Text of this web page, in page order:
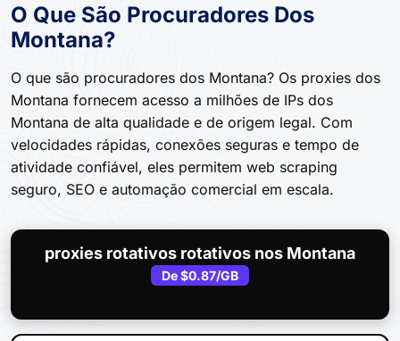
O Que São Procuradores Dos
Montana?
O que são procuradores dos Montana? Os proxies dos
Montana fornecem acesso a milhões de IPs dos
Montana de alta qualidade e de origem legal. Com
velocidades rápidas, conexões seguras e tempo de
atividade confiável, eles permitem web scraping
seguro, SEO e automação comercial em escala.
proxies rotativos rotativos nos Montana
De$0.87/GB